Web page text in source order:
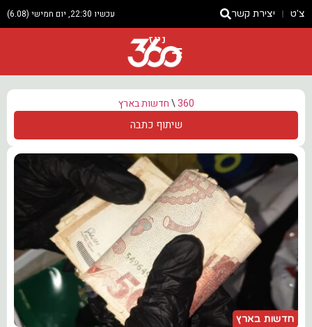
צ'ט יצירת קשר עכשיו 22:30, יום חמישי (6.08)
ניוז
360
\חדשות בארץ
שיתוף כתבה
חדשות בארץ